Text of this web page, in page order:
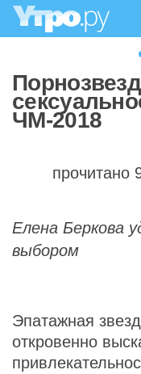
ЧМ-2018
прочитано
Елена Беркова
выбором
Эпатажная
откровенно